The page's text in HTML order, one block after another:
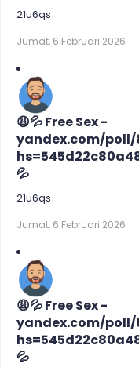
21u6qs
Jumat, 6 Februari 2026
😩💦 Free Sex -
yandex.com/poll/
💦
21u6qs
Jumat, 6 Februari 2026
😩💦 Free Sex -
yandex.com/poll/
💦